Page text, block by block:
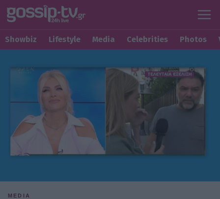
Showbiz Lifestyle Media Celebrities Photos
MEDIA